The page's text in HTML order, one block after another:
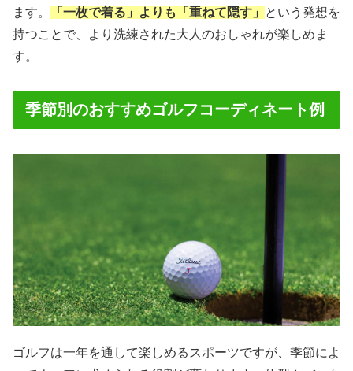
ます。
「一枚で着る」よりも「重ねて隠す」
という発想を
持つことで、より洗練された大人のおしゃれが楽しめま
す。
季節別のおすすめゴルフコーディネート例
ゴルフは一年を通して楽しめるスポーツですが、季節によ